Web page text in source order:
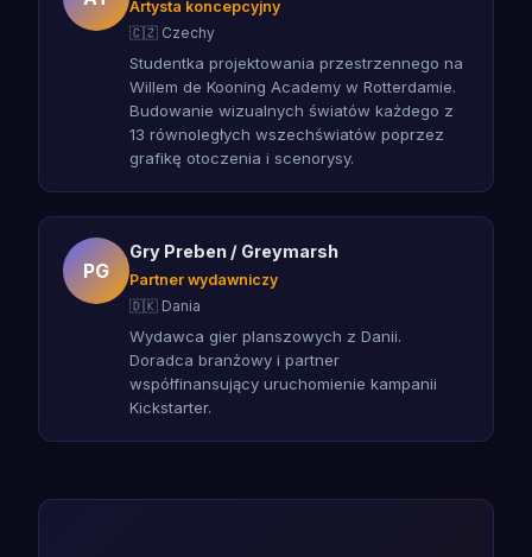
Artysta koncepcyjny
🇨🇿 Czechy
Studentka projektowania przestrzennego na
Willem de Kooning Academy w Rotterdamie.
Budowanie wizualnych światów każdego z
13 równoległych wszechświatów poprzez
grafikę otoczenia i scenorysy.
PG
Gry Preben / Greymarsh
Partner wydawniczy
🇩🇰 Dania
Wydawca gier planszowych z Danii.
Doradca branżowy i partner
współfinansujący uruchomienie kampanii
Kickstarter.